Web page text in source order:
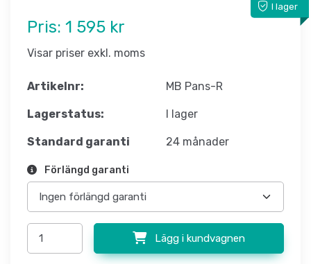
I lager
Pris: 1 595 kr
Visar priser exkl. moms
Artikelnr: MB Pans-R
Lagerstatus: I lager
Standard garanti 24 månader
Förlängd garanti
Lägg i kundvagnen